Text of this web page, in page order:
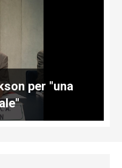
per "una